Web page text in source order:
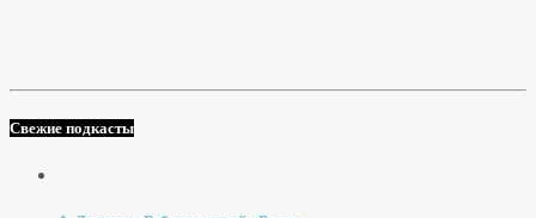
Свежие подкасты